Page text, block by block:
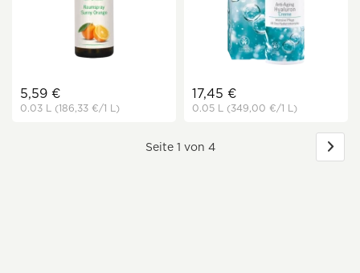
5,59 €
0.03 L (186,33 €/1 L)
17,45 €
0.05 L (349,00 €/1 L)
Seite 1 von 4